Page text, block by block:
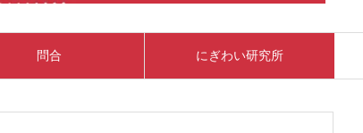
問合 にぎわい研究所